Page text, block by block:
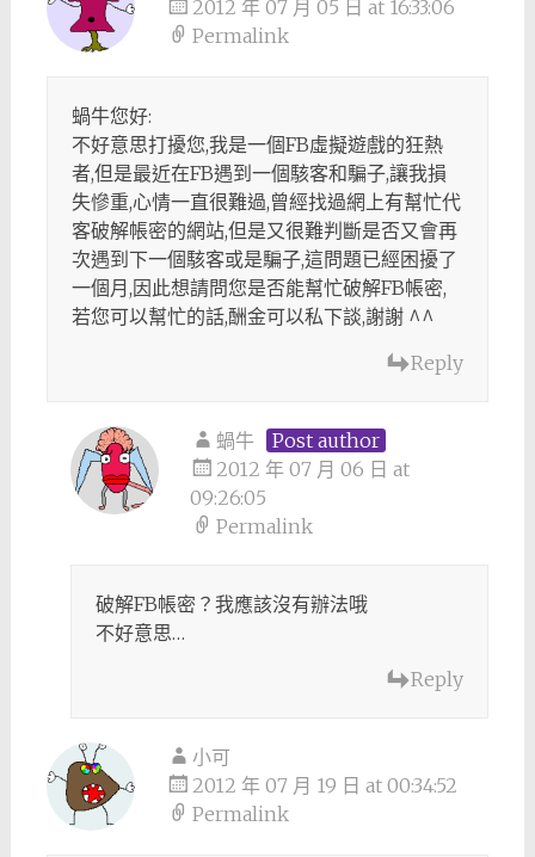
2012 年 07 月 05 日 at 16:33:06
Permalink
蝸牛您好:
不好意思打擾您,我是一個FB虛擬遊戲的狂熱
者,但是最近在FB遇到一個駭客和騙子,讓我損
失慘重,心情一直很難過,曾經找過網上有幫忙代
客破解帳密的網站,但是又很難判斷是否又會再
次遇到下一個駭客或是騙子,這問題已經困擾了
一個月,因此想請問您是否能幫忙破解FB帳密,
若您可以幫忙的話,酬金可以私下談,謝謝 ^^
Reply
蝸牛
Post author
2012 年 07 月 06 日 at
09:26:05
Permalink
破解FB帳密？我應該沒有辦法哦
不好意思…
Reply
小可
2012 年 07 月 19 日 at 00:34:52
Permalink